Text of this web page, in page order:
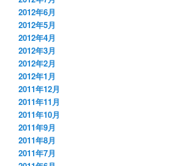
2012年6月
2012年5月
2012年4月
2012年3月
2012年2月
2012年1月
2011年12月
2011年11月
2011年10月
2011年9月
2011年8月
2011年7月